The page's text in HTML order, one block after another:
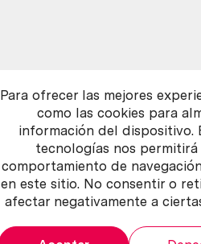
Para ofrecer las mejores
como las cookies para
información del dispositivo.
tecnologías nos
comportamiento de
en este sitio. No consentir o
afectar negativamente a